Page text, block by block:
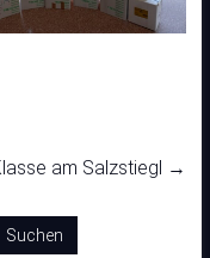
am Salzstiegl →